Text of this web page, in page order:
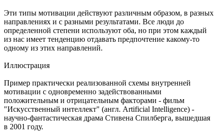
Эти типы мотивации действуют различным образом, в разных
направлениях и с разными результатами. Все люди до
определенной степени используют оба, но при этом каждый
из нас имеет тенденцию отдавать предпочтение какому-то
одному из этих направлений.
Иллюстрация
Пример практически реализованной схемы внутренней
мотивации с одновременно задействованными
положительным и отрицательным факторами - фильм
"Искусственный интеллект" (англ. Artificial Intelligence) -
научно-фантастическая драма Стивена Спилберга, вышедшая
в 2001 году.